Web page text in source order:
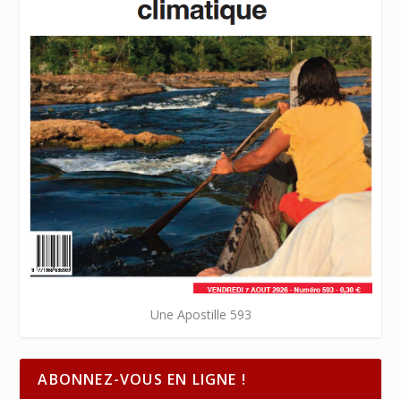
Une Apostille 593
ABONNEZ-VOUS EN LIGNE !